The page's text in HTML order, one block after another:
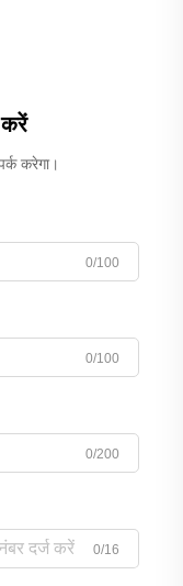
करें
करेगा।
0/100
0/100
0/200
0/16